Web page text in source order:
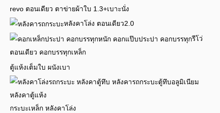
revo ตอนเดียว ตาข่ายผ้าใบ 1.3+เบาะนั่ง
หลังคาโล่ง ตอนเดียว2.0
รีโว่
ตอนเดียว คอกบรรทุกเหล็ก
ตู้แห้งเต็มใบ ผนังเบา
กระบะเหล็ก หลังคาโล่ง